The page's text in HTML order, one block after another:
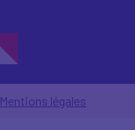
Mentions légales